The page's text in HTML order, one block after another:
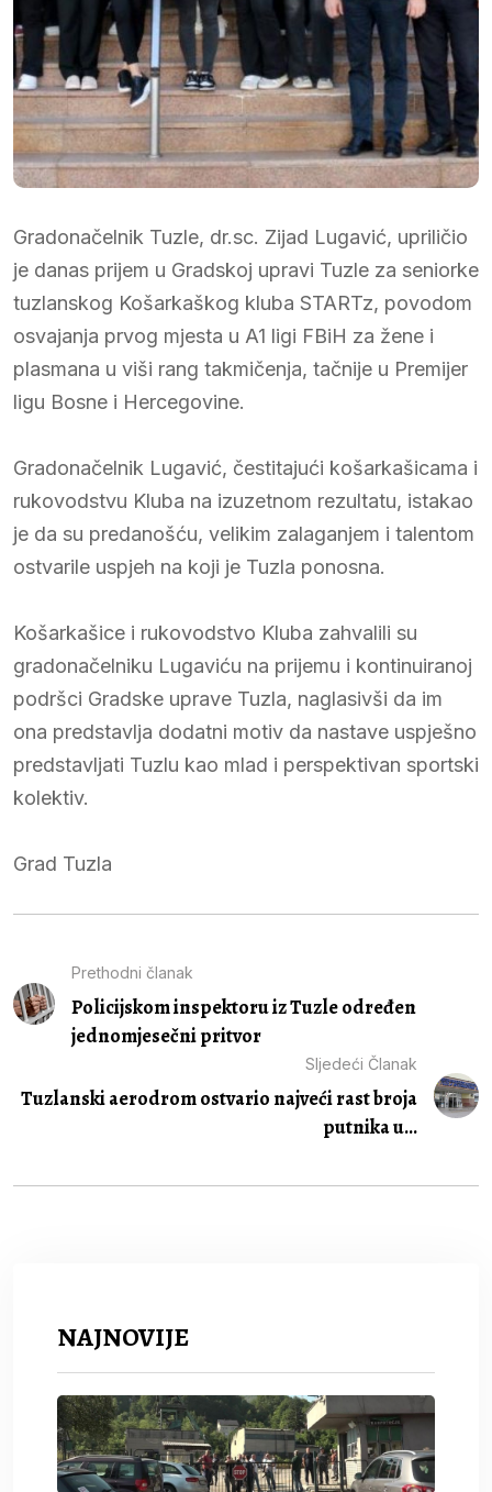
Gradonačelnik Tuzle, dr.sc. Zijad Lugavić, upriličio
je danas prijem u Gradskoj upravi Tuzle za seniorke
tuzlanskog Košarkaškog kluba STARTz, povodom
osvajanja prvog mjesta u A1 ligi FBiH za žene i
plasmana u viši rang takmičenja, tačnije u Premijer
ligu Bosne i Hercegovine.
Gradonačelnik Lugavić, čestitajući košarkašicama i
rukovodstvu Kluba na izuzetnom rezultatu, istakao
je da su predanošću, velikim zalaganjem i talentom
ostvarile uspjeh na koji je Tuzla ponosna.
Košarkašice i rukovodstvo Kluba zahvalili su
gradonačelniku Lugaviću na prijemu i kontinuiranoj
podršci Gradske uprave Tuzla, naglasivši da im
ona predstavlja dodatni motiv da nastave uspješno
predstavljati Tuzlu kao mlad i perspektivan sportski
kolektiv.
Grad Tuzla
Prethodni članak
Policijskom inspektoru iz Tuzle određen
jednomjesečni pritvor
Sljedeći Članak
Tuzlanski aerodrom ostvario najveći rast broja
putnika u...
NAJNOVIJE